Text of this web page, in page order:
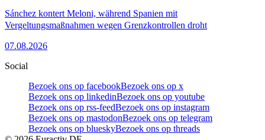
Sánchez kontert Meloni, während Spanien mit
Vergeltungsmaßnahmen wegen Grenzkontrollen droht
07.08.2026
Social
Bezoek ons op facebookBezoek ons op x
Bezoek ons op linkedinBezoek ons op youtube
Bezoek ons op rss-feedBezoek ons op instagram
Bezoek ons op mastodonBezoek ons op telegram
Bezoek ons op blueskyBezoek ons op threads